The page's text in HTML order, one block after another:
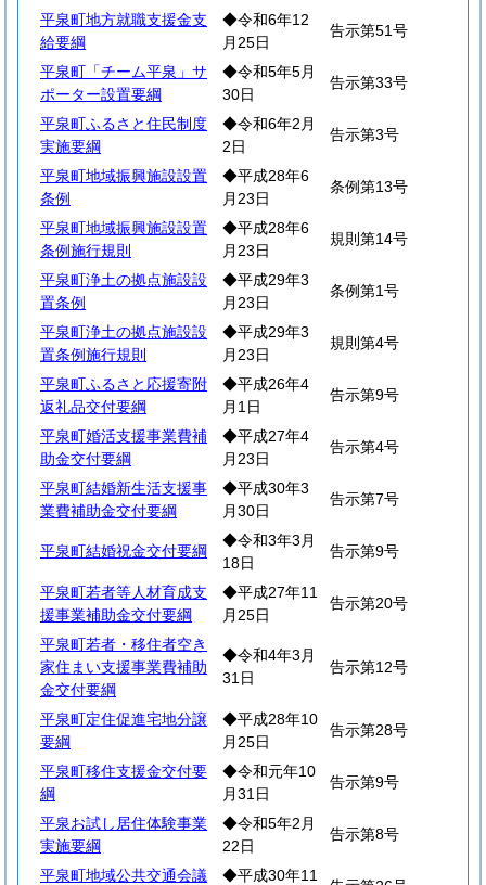
平泉町地方就職支援金支
給要綱
◆令和6年12
月25日
告示第51号
平泉町「チーム平泉」サ
ポーター設置要綱
◆令和5年5月
30日
告示第33号
平泉町ふるさと住民制度
実施要綱
◆令和6年2月
2日
告示第3号
平泉町地域振興施設設置
条例
◆平成28年6
月23日
条例第13号
平泉町地域振興施設設置
条例施行規則
◆平成28年6
月23日
規則第14号
平泉町浄土の拠点施設設
置条例
◆平成29年3
月23日
条例第1号
平泉町浄土の拠点施設設
置条例施行規則
◆平成29年3
月23日
規則第4号
平泉町ふるさと応援寄附
返礼品交付要綱
◆平成26年4
月1日
告示第9号
平泉町婚活支援事業費補
助金交付要綱
◆平成27年4
月23日
告示第4号
平泉町結婚新生活支援事
業費補助金交付要綱
◆平成30年3
月30日
告示第7号
平泉町結婚祝金交付要綱
◆令和3年3月
18日
告示第9号
平泉町若者等人材育成支
援事業補助金交付要綱
◆平成27年11
月25日
告示第20号
平泉町若者・移住者空き
家住まい支援事業費補助
金交付要綱
◆令和4年3月
31日
告示第12号
平泉町定住促進宅地分譲
要綱
◆平成28年10
月25日
告示第28号
平泉町移住支援金交付要
綱
◆令和元年10
月31日
告示第9号
平泉お試し居住体験事業
実施要綱
◆令和5年2月
22日
告示第8号
平泉町地域公共交通会議 ◆平成30年11